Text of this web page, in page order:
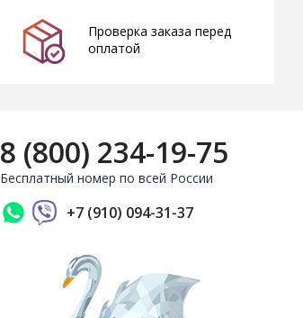
Проверка заказа перед
оплатой
8 (800) 234-19-75
Бесплатный номер по всей России
+7 (910) 094-31-37